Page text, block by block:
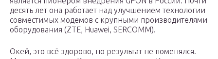
десять лет она работает над улучшением технологии
совместимых модемов с крупными производителями
оборудования (ZTE, Huawei, SERCOMM).
Окей, это всё здорово, но результат не поменялся.